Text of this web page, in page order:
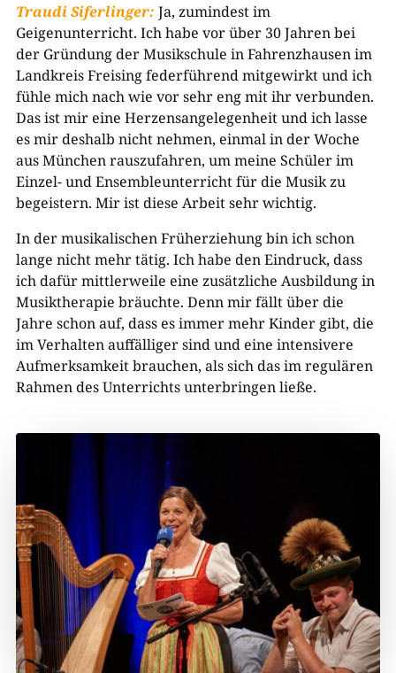
Traudi Siferlinger: Ja, zumindest im
Geigenunterricht. Ich habe vor über 30 Jahren bei
der Gründung der Musikschule in Fahrenzhausen im
Landkreis Freising federführend mitgewirkt und ich
fühle mich nach wie vor sehr eng mit ihr verbunden.
Das ist mir eine Herzensangelegenheit und ich lasse
es mir deshalb nicht nehmen, einmal in der Woche
aus München rauszufahren, um meine Schüler im
Einzel- und Ensembleunterricht für die Musik zu
begeistern. Mir ist diese Arbeit sehr wichtig.
In der musikalischen Früherziehung bin ich schon
lange nicht mehr tätig. Ich habe den Eindruck, dass
ich dafür mittlerweile eine zusätzliche Ausbildung in
Musiktherapie bräuchte. Denn mir fällt über die
Jahre schon auf, dass es immer mehr Kinder gibt, die
im Verhalten auffälliger sind und eine intensivere
Aufmerksamkeit brauchen, als sich das im regulären
Rahmen des Unterrichts unterbringen ließe.